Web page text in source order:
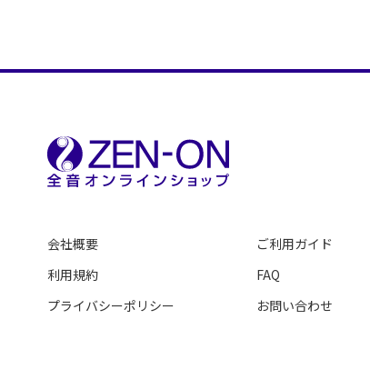
会社概要
利用規約
プライバシーポリシー
ご利用ガイド
FAQ
お問い合わせ